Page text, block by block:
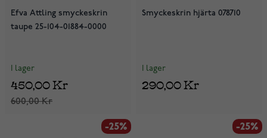
Efva Attling smyckeskrin
taupe 25-104-01884-0000
I lager
600,00 Kr
450,00 Kr
Smyckeskrin hjärta 078710
I lager
290,00 Kr
-25% -25%